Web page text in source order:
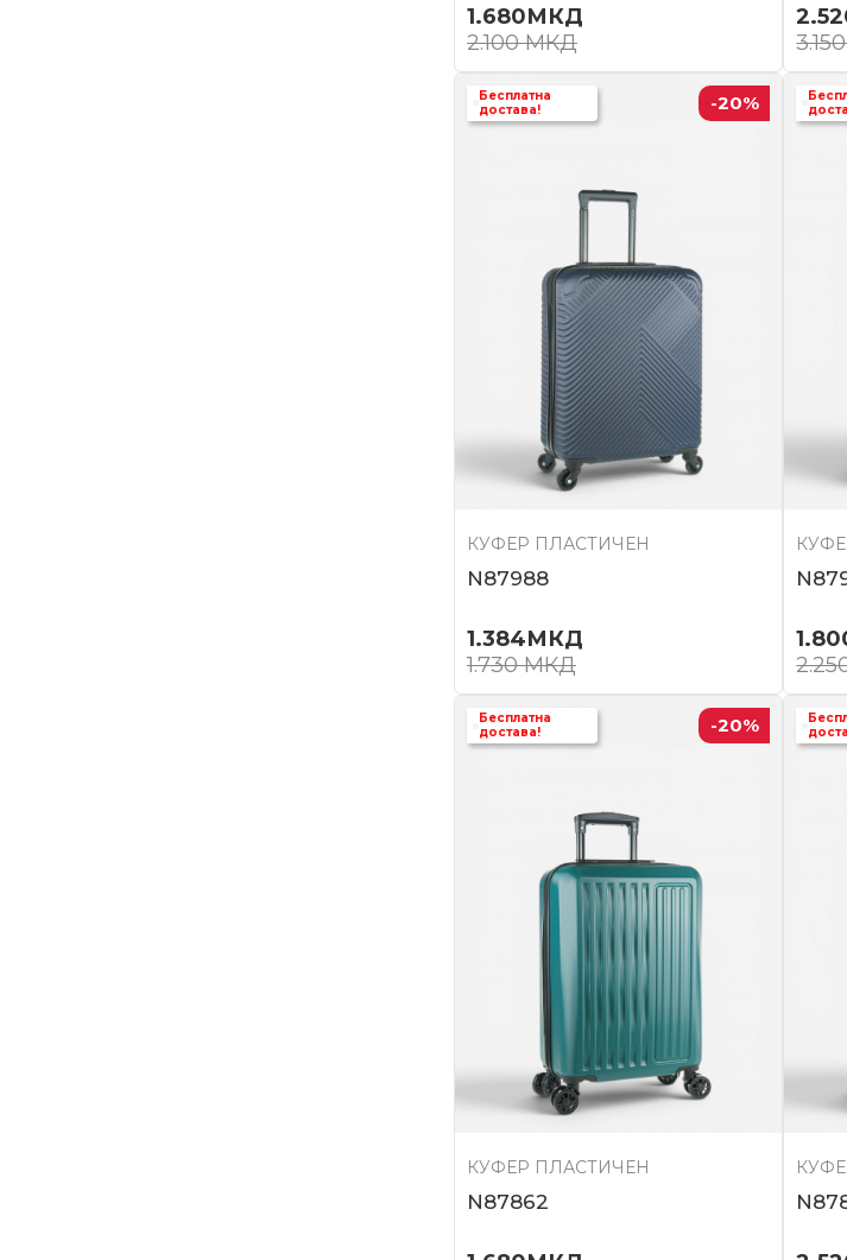
1.680МКД
2.100МКД
Бесплатна
достава!
-20%
КУФЕР ПЛАСТИЧЕН
N87988
1.384МКД
1.730МКД
Бесплатна
достава!
-20%
КУФЕР ПЛАСТИЧЕН
N87862